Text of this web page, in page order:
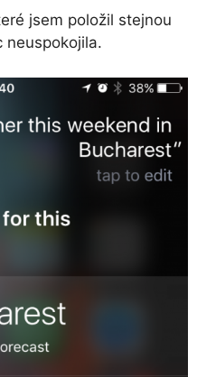
jsem položil stejnou
neuspokojila.